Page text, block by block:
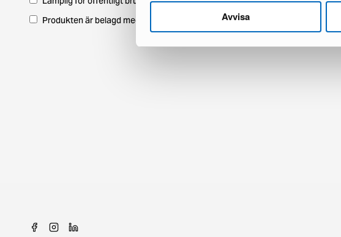
Avvisa
Produkten är belagd med moms